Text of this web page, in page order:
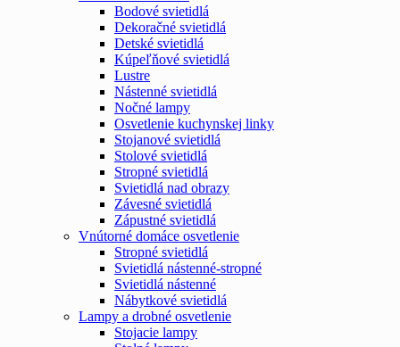
Bodové svietidlá
Dekoračné svietidlá
Detské svietidlá
Kúpeľňové svietidlá
Lustre
Nástenné svietidlá
Nočné lampy
Osvetlenie kuchynskej linky
Stojanové svietidlá
Stolové svietidlá
Stropné svietidlá
Svietidlá nad obrazy
Závesné svietidlá
Zápustné svietidlá
Vnútorné domáce osvetlenie
Stropné svietidlá
Svietidlá nástenné-stropné
Svietidlá nástenné
Nábytkové svietidlá
Lampy a drobné osvetlenie
Stojacie lampy